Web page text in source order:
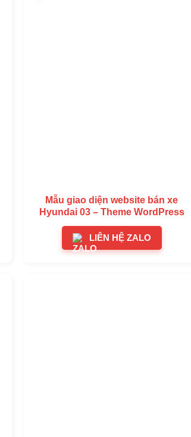
Mẫu giao diện website bán xe
Hyundai 03 – Theme WordPress
LIÊN HỆ ZALO